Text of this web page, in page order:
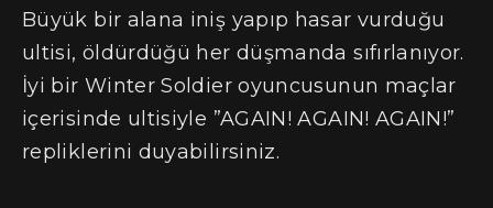
Büyük bir alana iniş yapıp hasar vurduğu
ultisi, öldürdüğü her düşmanda sıfırlanıyor.
İyi bir Winter Soldier oyuncusunun maçlar
içerisinde ultisiyle ”AGAIN! AGAIN! AGAIN!”
repliklerini duyabilirsiniz.